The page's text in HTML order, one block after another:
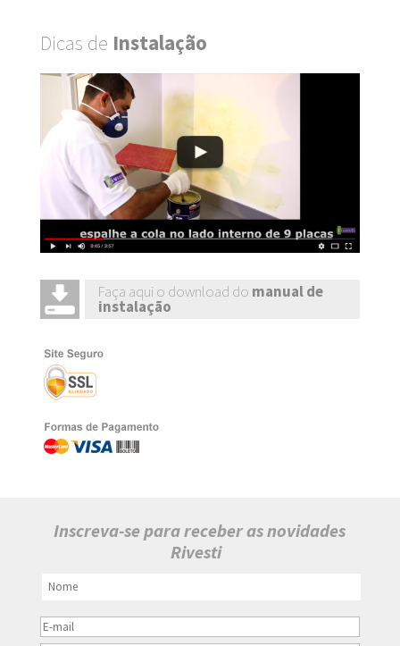
Dicas de Instalação
Faça aqui o download do manual de
instalação
Inscreva-se para receber as novidades
Rivesti